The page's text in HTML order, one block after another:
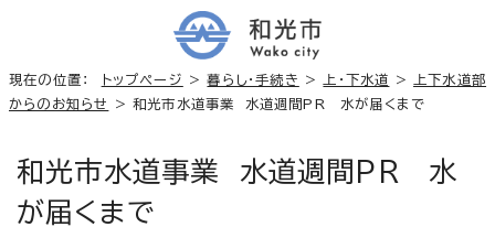
現在の位置： トップページ >暮らし・手続き > 上・下水道 >
上下水道部
からのお知らせ
> 和光市水道事業 水道週間PR 水が届くまで
和光市水道事業 水道週間PR 水
が届くまで